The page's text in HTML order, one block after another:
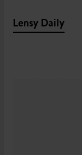
Lensy Daily